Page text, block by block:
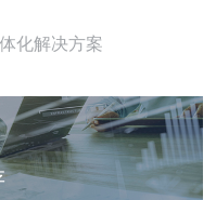
化解决方案